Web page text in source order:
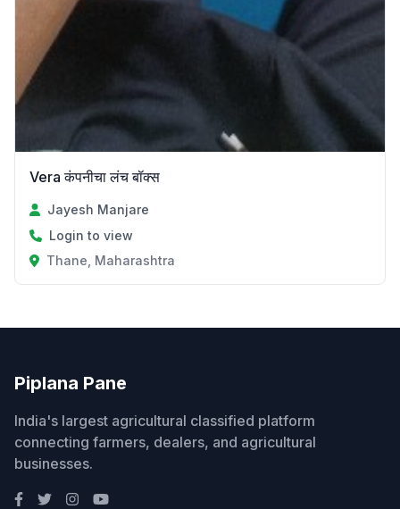
Vera कंपनीचा लंच बॉक्स
Jayesh Manjare
Login to view
Thane, Maharashtra
Piplana Pane
India's largest agricultural classified platform
connecting farmers, dealers, and agricultural
businesses.